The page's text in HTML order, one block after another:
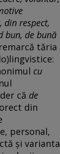
din respect,
bun, de bună
tăria
cu
că de
din
personal,
și varianta